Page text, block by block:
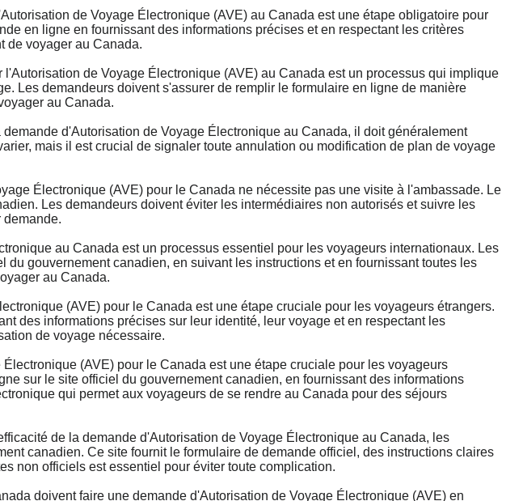
de Voyage Électronique (AVE) au Canada est une étape obligatoire pour
en ligne en fournissant des informations précises et en respectant les critères
de voyager au Canada.
de Voyage Électronique (AVE) au Canada est un processus qui implique
Les demandeurs doivent s'assurer de remplir le formulaire en ligne de manière
au Canada.
d'Autorisation de Voyage Électronique au Canada, il doit généralement
mais il est crucial de signaler toute annulation ou modification de plan de voyage
Électronique (AVE) pour le Canada ne nécessite pas une visite à l'ambassade. Le
Les demandeurs doivent éviter les intermédiaires non autorisés et suivre les
demande.
au Canada est un processus essentiel pour les voyageurs internationaux. Les
gouvernement canadien, en suivant les instructions et en fournissant toutes les
au Canada.
(AVE) pour le Canada est une étape cruciale pour les voyageurs étrangers.
des informations précises sur leur identité, leur voyage et en respectant les
de voyage nécessaire.
(AVE) pour le Canada est une étape cruciale pour les voyageurs
sur le site officiel du gouvernement canadien, en fournissant des informations
qui permet aux voyageurs de se rendre au Canada pour des séjours
de la demande d'Autorisation de Voyage Électronique au Canada, les
canadien. Ce site fournit le formulaire de demande officiel, des instructions claires
non officiels est essentiel pour éviter toute complication.
doivent faire une demande d'Autorisation de Voyage Électronique (AVE) en